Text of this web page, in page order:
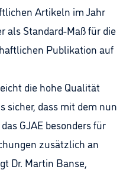
Artikeln im Jahr
als Standard-Maß für die
Publikation auf
die hohe Qualität
sicher, dass mit dem nun
GJAE besonders für
zusätzlich an
Dr. Martin Banse,